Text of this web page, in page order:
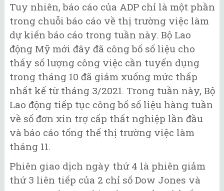
Tuy nhiên, báo cáo của ADP chỉ là một phần
trong chuỗi báo cáo về thị trường việc làm
dự kiến báo cáo trong tuần này. Bộ Lao
động Mỹ mới đây đã công bố số liệu cho
thấy số lượng công việc cần tuyển dụng
trong tháng 10 đã giảm xuống mức thấp
nhất kể từ tháng 3/2021. Trong tuần này, Bộ
Lao động tiếp tục công bố số liệu hàng tuần
về số đơn xin trợ cấp thất nghiệp lần đầu
và báo cáo tổng thể thị trường việc làm
tháng 11.
Phiên giao dịch ngày thứ 4 là phiên giảm
thứ 3 liên tiếp của 2 chỉ số Dow Jones và